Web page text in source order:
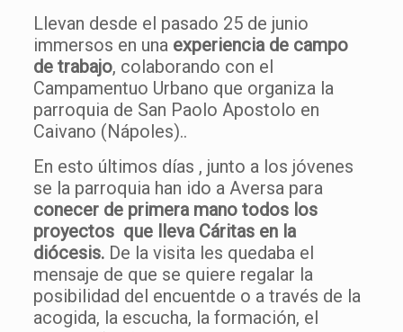
Llevan desde el pasado 25 de junio
immersos en una experiencia de campo
de trabajo, colaborando con el
Campamentuo Urbano que organiza la
parroquia de San Paolo Apostolo en
Caivano (Nápoles)..
En esto últimos días , junto a los jóvenes
se la parroquia han ido a Aversa para
conecer de primera mano todos los
proyectos que lleva Cáritas en la
diócesis.De la visita les quedaba el
mensaje de que se quiere regalar la
posibilidad del encuentde o a través de la
acogida, la escucha, la formación, el